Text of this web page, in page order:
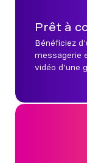
Prêt à
Bénéficiez
messagerie
vidéo d'une